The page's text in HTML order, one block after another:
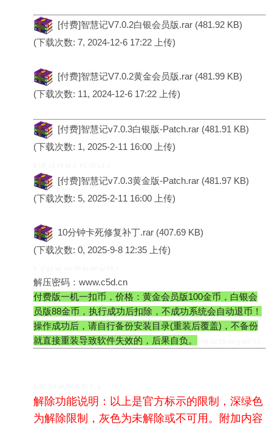
[付费]智慧记V7.0.2白银会员版.rar (481.92 KB)
(下载次数: 7, 2024-12-6 17:22 上传)
[付费]智慧记V7.0.2黄金会员版.rar (481.99 KB)
(下载次数: 11, 2024-12-6 17:22 上传)
[付费]智慧记v7.0.3白银版-Patch.rar (481.91 KB)
(下载次数: 1, 2025-2-11 16:00 上传)
[付费]智慧记v7.0.3黄金版-Patch.rar (481.97 KB)
(下载次数: 5, 2025-2-11 16:00 上传)
10分钟卡死修复补丁.rar (407.69 KB)
(下载次数: 0, 2025-9-8 12:35 上传)
解压密码： www.c5d.cn
付费版一机一扣币，价格：黄金会员版100金币，白银会
员版88金币，执行成功后扣除，不成功系统会自动退币！
操作成功后，请自行备份安装目录(重装后覆盖)，不备份
就直接重装导致软件失效的，后果自负。
解除功能说明：以上是官方标示的限制，深绿色
为解除限制，灰色为未解除或不可用。附加内容